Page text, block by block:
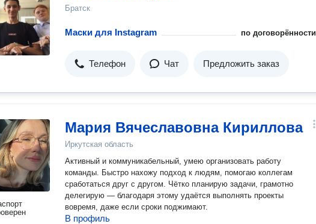
Братск
Маски для Instagram по договорённости
Телефон Чат Предложить заказ
Мария Вячеславовна Кириллова
Иркутская область
Активный и коммуникабельный, умею организовать работу
команды. Быстро нахожу подход к людям, помогаю коллегам
сработаться друг с другом. Чётко планирую задачи, грамотно
делегирую — благодаря этому удаётся выполнять проекты
вовремя, даже если сроки поджимают.
В профиль